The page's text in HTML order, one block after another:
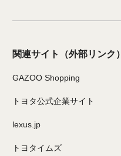
関連サイト （外部リンク）
GAZOO Shopping
トヨタ公式企業サイト
lexus.jp
トヨタイムズ